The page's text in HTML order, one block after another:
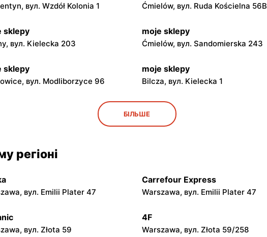
вул. Wzdół Kolonia 1 Ćmielów, вул. Ruda Kościelna 56B
sklepy
вул. Kielecka 203
moje sklepy
Ćmielów, вул. Sandomierska 243
sklepy
вул. Modliborzyce 96
moje sklepy
Bilcza, вул. Kielecka 1
moje sklepy
Gorzyce, вул. Szkolna 44
вул. Zalesie 77
вул. Gumniska 157C
moje sklepy
Iwierzyce, вул. Iwierzyce 152A
вул. Pełkińska 147
moje sklepy
Niebylec, вул. Niebylec 139
БІЛЬШЕ
регіоні
вул. Emilii Plater 47
Carrefour Express
Warszawa, вул. Emilii Plater 47
вул. Złota 59
4F
Warszawa, вул. Złota 59/258